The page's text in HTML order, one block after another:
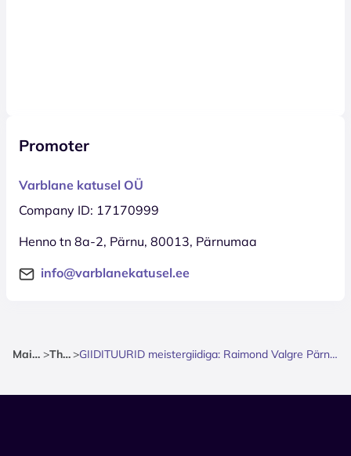
Promoter
Varblane katusel OÜ
Company ID: 17170999
Henno tn 8a-2, Pärnu, 80013, Pärnumaa
info@varblanekatusel.ee
Mainpage > Theatre > GIIDITUURID meistergiidiga: Raimond Valgre Pärnu - muusika ja armastuse radadel